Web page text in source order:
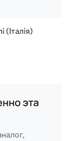
эта